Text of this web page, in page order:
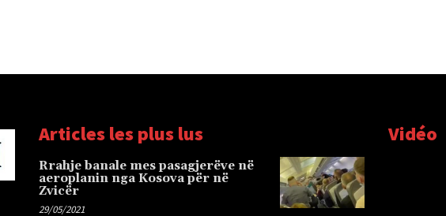
Articles les plus lus
Rrahje banale mes pasagjerëve në
aeroplanin nga Kosova për në
Zvicër
29/05/2021
Vidéo